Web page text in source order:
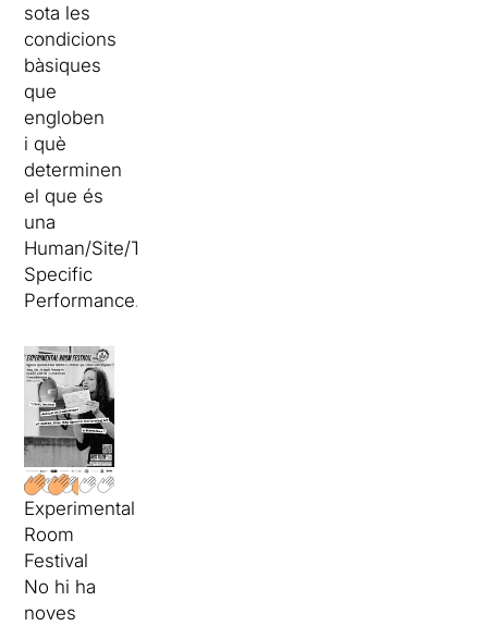
sota les
condicions
bàsiques
que
engloben
i què
determinen
el que és
una
Human/Site/Time
Specific
Performance.
Experimental
Room
Festival
No hi ha
noves